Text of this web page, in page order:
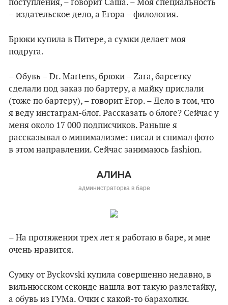
поступления, – говорит Саша. – Моя специальность
– издательское дело, а Егора – филология.
Брюки купила в Питере, а сумки делает моя
подруга.
– Обувь – Dr. Martens, брюки – Zara, барсетку
сделали под заказ по бартеру, а майку прислали
(тоже по бартеру), – говорит Егор. – Дело в том, что
я веду инстаграм-блог. Рассказать о блоге? Сейчас у
меня около 17 000 подписчиков. Раньше я
рассказывал о минимализме: писал и снимал фото
в этом направлении. Сейчас занимаюсь fashion.
АЛИНА
администраторка в баре
– На протяжении трех лет я работаю в баре, и мне
очень нравится.
Сумку от Byckovski купила совершенно недавно, в
вильнюсском секонде нашла вот такую разлетайку,
а обувь из ГУМа. Очки с какой-то барахолки.